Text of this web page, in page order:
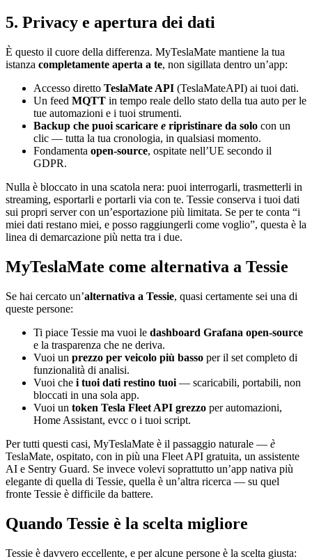
5. Privacy e apertura dei dati
È questo il cuore della differenza. MyTeslaMate mantiene la tua
istanza completamente aperta a te, non sigillata dentro un’app:
Accesso diretto TeslaMate API (TeslaMateAPI) ai tuoi dati.
Un feed MQTT in tempo reale dello stato della tua auto per le
tue automazioni e i tuoi strumenti.
Backup che puoi scaricare e ripristinare da solo con un
clic — tutta la tua cronologia, in qualsiasi momento.
Fondamenta open-source, ospitate nell’UE secondo il
GDPR.
Nulla è bloccato in una scatola nera: puoi interrogarli, trasmetterli in
streaming, esportarli e portarli via con te. Tessie conserva i tuoi dati
sui propri server con un’esportazione più limitata. Se per te conta “i
miei dati restano miei, e posso raggiungerli come voglio”, questa è la
linea di demarcazione più netta tra i due.
MyTeslaMate come alternativa a Tessie
Se hai cercato un’alternativa a Tessie, quasi certamente sei una di
queste persone:
Ti piace Tessie ma vuoi le dashboard Grafana open-source
e la trasparenza che ne deriva.
Vuoi un prezzo per veicolo più basso per il set completo di
funzionalità di analisi.
Vuoi che i tuoi dati restino tuoi — scaricabili, portabili, non
bloccati in una sola app.
Vuoi un token Tesla Fleet API grezzo per automazioni,
Home Assistant, evcc o i tuoi script.
Per tutti questi casi, MyTeslaMate è il passaggio naturale — è
TeslaMate, ospitato, con in più una Fleet API gratuita, un assistente
AI e Sentry Guard. Se invece volevi soprattutto un’app nativa più
elegante di quella di Tessie, quella è un’altra ricerca — su quel
fronte Tessie è difficile da battere.
Quando Tessie è la scelta migliore
Tessie è davvero eccellente, e per alcune persone è la scelta giusta: